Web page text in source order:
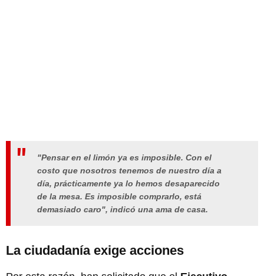
"Pensar en el limón ya es imposible. Con el
costo que nosotros tenemos de nuestro día a
día, prácticamente ya lo hemos desaparecido
de la mesa. Es imposible comprarlo, está
demasiado caro", indicó una ama de casa.
La ciudadanía exige acciones